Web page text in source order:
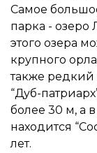
Самое
парка - озеро
этого озера
крупного
также
“Дуб-
более 30 м, а
находится
лет.